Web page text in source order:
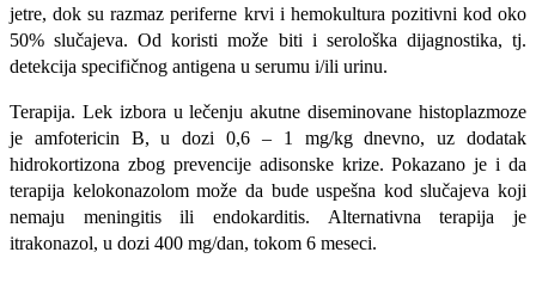
jetre, dok su razmaz periferne krvi i hemokultura pozitivni kod oko
50% slučajeva. Od koristi može biti i serološka dijag­nostika, tj.
detekcija specifičnog antigena u seru­mu i/ili urinu.
Terapija. Lek izbora u lečenju akutne diseminovane histoplazmoze
je amfotericin B, u dozi 0,6 – 1 mg/kg dnevno, uz dodatak
hidrokortizona zbog prevencije adisonske krize. Pokazano je i da
terapija kelokonazolom može da bude uspešna kod slučajeva koji
nemaju meningitis ili endokarditis. Alternativna terapija je
itrakonazol, u dozi 400 mg/dan, tokom 6 meseci.